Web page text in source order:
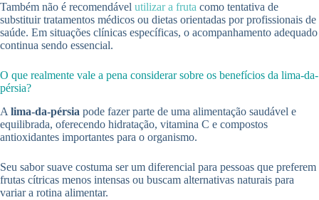
Também não é recomendável utilizar a fruta como tentativa de
substituir tratamentos médicos ou dietas orientadas por profissionais de
saúde. Em situações clínicas específicas, o acompanhamento adequado
continua sendo essencial.
O que realmente vale a pena considerar sobre os benefícios da lima-da-
pérsia?
A lima-da-pérsia pode fazer parte de uma alimentação saudável e
equilibrada, oferecendo hidratação, vitamina C e compostos
antioxidantes importantes para o organismo.
Seu sabor suave costuma ser um diferencial para pessoas que preferem
frutas cítricas menos intensas ou buscam alternativas naturais para
variar a rotina alimentar.